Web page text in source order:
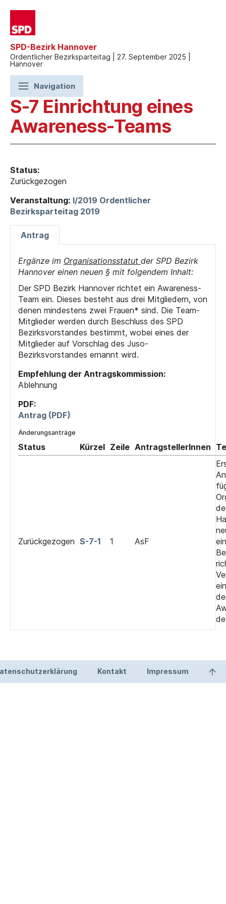
SPD-Bezirk Hannover
Ordentlicher Bezirksparteitag | 27. September 2025 |
Hannover
Navigation
S-7 Einrichtung eines
Awareness-Teams
Status:
Zurückgezogen
Veranstaltung: I/2019 Ordentlicher
Bezirksparteitag 2019
Antrag
Ergänze im Organisationsstatut der SPD Bezirk
Hannover einen neuen § mit folgendem Inhalt:
Der SPD Bezirk Hannover richtet ein Awareness-
Team ein. Dieses besteht aus drei Mitgliedern, von
denen mindestens zwei Frauen* sind. Die Team-
Mitglieder werden durch Beschluss des SPD
Bezirksvorstandes bestimmt, wobei eines der
Mitglieder auf Vorschlag des Juso-
Bezirksvorstandes ernannt wird.
Empfehlung der Antragskommission:
Ablehnung
PDF:
Antrag (PDF)
Änderungsanträge
Status Kürzel Zeile AntragstellerInnen
Zurückgezogen S-7-1 1 AsF
Kontakt Impressum